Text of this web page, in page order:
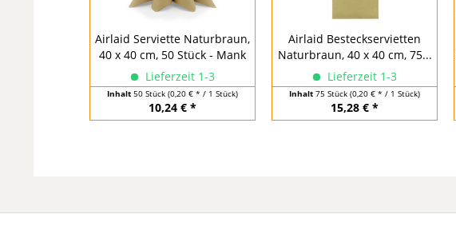
Airlaid Serviette Naturbraun,
40 x 40 cm, 50 Stück - Mank
Lieferzeit 1-3
Inhalt 50 Stück (0,20 € * / 1 Stück)
10,24 € *
Airlaid Besteckservietten
Naturbraun, 40 x 40 cm, 75...
Lieferzeit 1-3
Inhalt 75 Stück (0,20 € * / 1 Stück)
15,28 € *